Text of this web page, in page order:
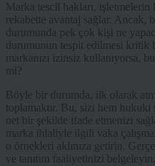
Marka tescil hakları,
rekabette avantaj sağlar. Ancak,
durumunda pek çok kişi ne
durumunun tespit edilmesi kritik
markanızı izinsiz kullanıyorsa,
mi?
Böyle bir durumda, ilk olarak
toplamaktır. Bu, sizi hem hukuki
net bir şekilde ifade etmenizi
marka ihlaliyle ilgili vaka
o örnekleri aklınıza getirin.
ve tanıtım faaliyetinizi belgeleyin.